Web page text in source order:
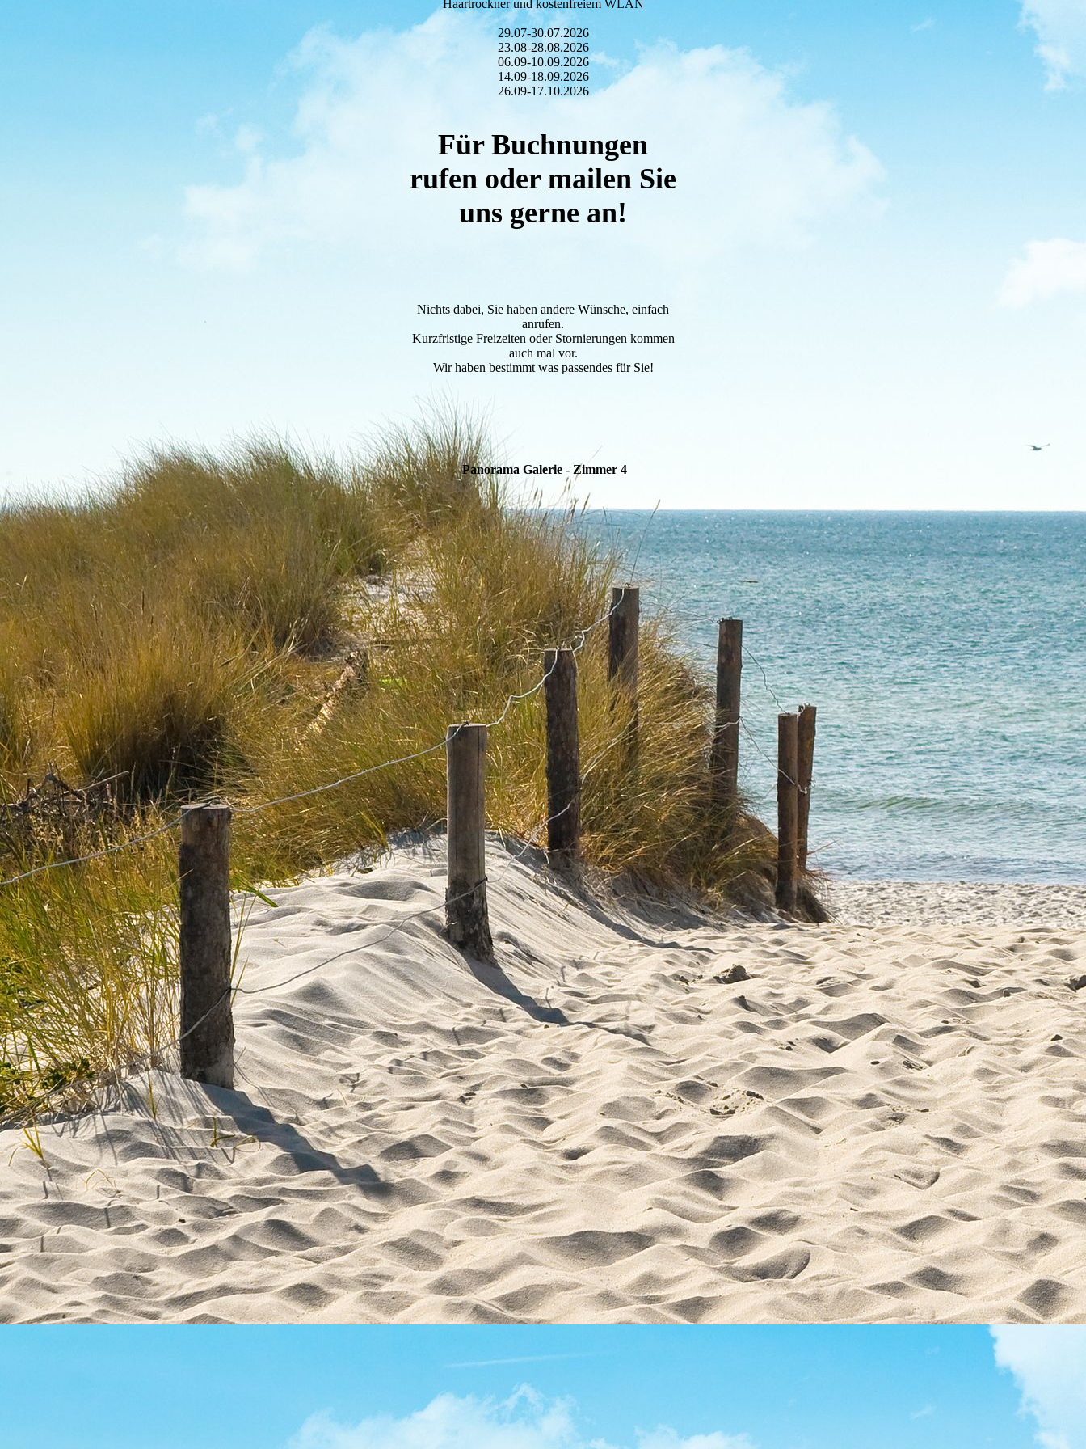
Haartrockner und kostenfreiem WLAN
29.07-30.07.2026
23.08-28.08.2026
06.09-10.09.2026
14.09-18.09.2026
26.09-17.10.2026
Für Buchnungen
rufen oder mailen Sie
uns gerne an!
Nichts dabei, Sie haben andere Wünsche, einfach
anrufen.
Kurzfristige Freizeiten oder Stornierungen kommen
auch mal vor.
Wir haben bestimmt was passendes für Sie!
Panorama Galerie - Zimmer 4